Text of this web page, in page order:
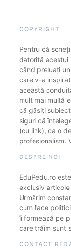
COPYRIGHT
Pentru că
datorită acestui
când preluați
care v-a
această
mult mai multă
că găsiți
siguri că
(cu link), ca o
profesionalism.
DESPRE NOI
EduPedu.ro
exclusiv
Urmărim
cum face
îi formează pe
care trăim sunt
CONTACT